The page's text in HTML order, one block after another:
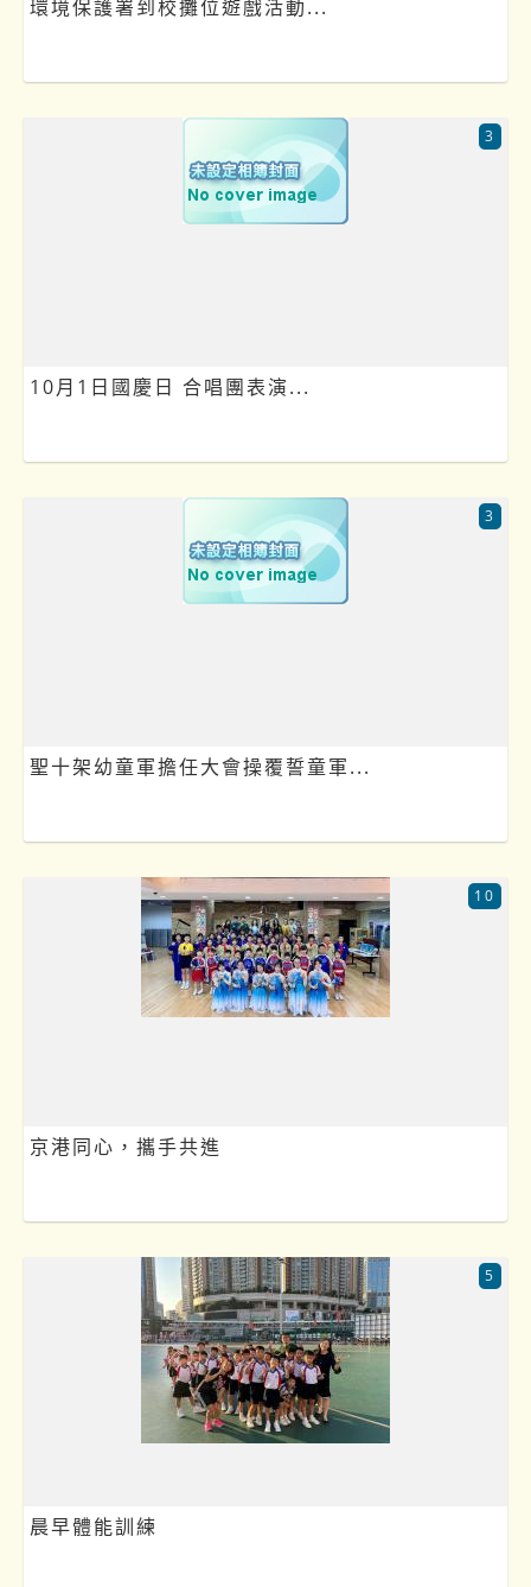
環境保護署到校攤位遊戲活動...
10月1日國慶日 合唱團表演...
3
聖十架幼童軍擔任大會操覆誓童軍...
3
京港同心，攜手共進
10
晨早體能訓練
5